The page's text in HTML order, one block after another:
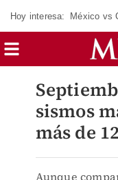
Hoy interesa: México vs
sismos
más de
Aunque